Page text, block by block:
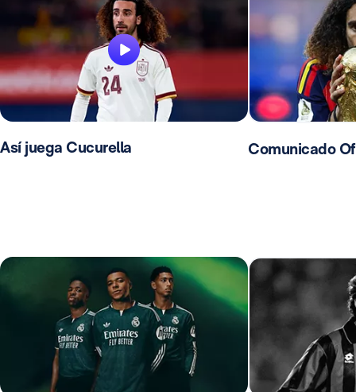
Así juega Cucurella Comunicado